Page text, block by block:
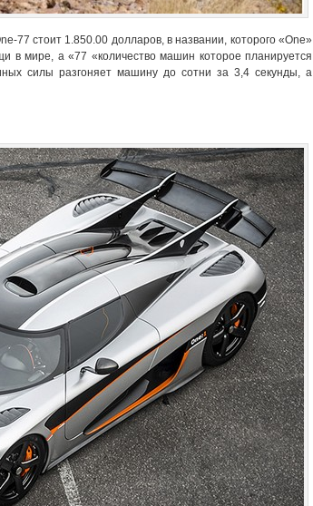
77 стоит 1.850.00 долларов, в названии, которого «One»
в мире, а «77 «количество машин которое планируется
силы разгоняет машину до сотни за 3,4 секунды, а